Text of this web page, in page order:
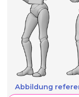
Abbildung